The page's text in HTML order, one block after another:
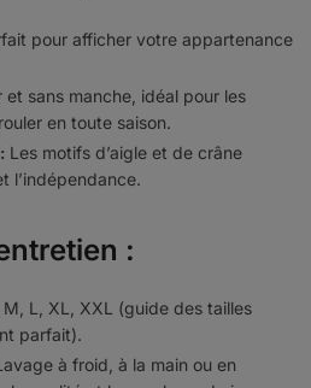
pour afficher votre appartenance
et sans manche, idéal pour les
en toute saison.
Les motifs d’aigle et de crâne
l’indépendance.
:
M, L, XL, XXL (guide des tailles
parfait).
à froid, à la main ou en